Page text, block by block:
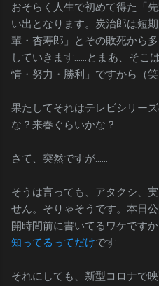
おそらく人生で初めて得た「
い出となります。炭治郎は短
輩・杏寿郎」とその敗死から
していきます……とまあ、そこ
情・努力・勝利」ですから（笑
果たしてそれはテレビシリー
な？来春ぐらいかな？
さて、突然ですが……
そうは言っても、アタクシ、
せん。そりゃそうです。本日
開時間前に書いてるワケですか
知ってるってだけです
それにしても、新型コロナで